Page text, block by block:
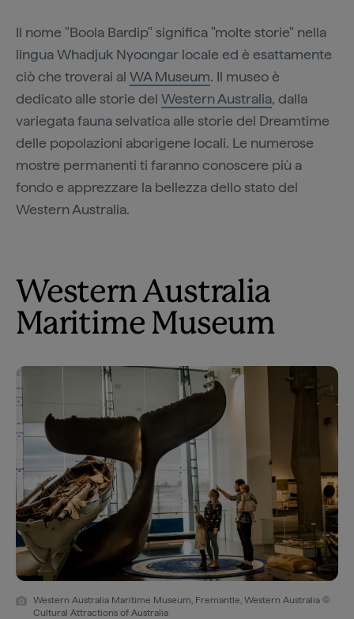
Il nome "Boola Bardip" significa "molte storie" nella
lingua Whadjuk Nyoongar locale ed è esattamente
ciò che troverai al WA Museum. Il museo è
dedicato alle storie del Western Australia, dalla
variegata fauna selvatica alle storie del Dreamtime
delle popolazioni aborigene locali. Le numerose
mostre permanenti ti faranno conoscere più a
fondo e apprezzare la bellezza dello stato del
Western Australia.
Western Australia
Maritime Museum
Western Australia Maritime Museum, Fremantle, Western Australia ©
Cultural Attractions of Australia